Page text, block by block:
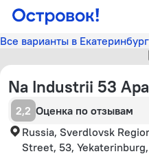
Все варианты в
У отеля
Na Industrii 53
2,2 Оценка по отзывам
Russia, Sverdlovsk
Street, 53,